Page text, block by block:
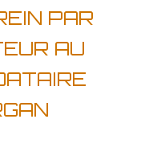
PAR
AU